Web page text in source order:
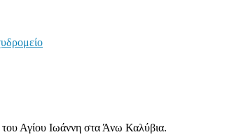
Αγίου Ιωάννη στα Άνω Καλύβια.